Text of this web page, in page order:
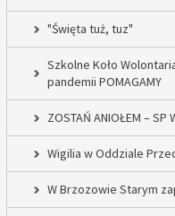
"Święta tuż, tuz"
Szkolne Koło
pandemii POMAGAMY
ZOSTAŃ ANIOŁEM – SP
Wigilia w Oddziale
W Brzozowie Starym